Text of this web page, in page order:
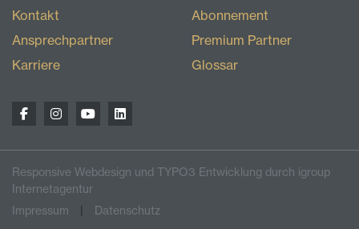
Kontakt
Ansprechpartner
Karriere
Abonnement
Premium Partner
Glossar
Responsive Webdesign und TYPO3 Entwicklung durch igroup
Internetagentur
Impressum
Datenschutz